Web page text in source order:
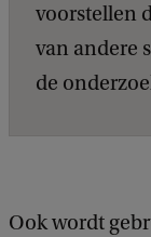
voorstellen
van andere
de
Ook wordt